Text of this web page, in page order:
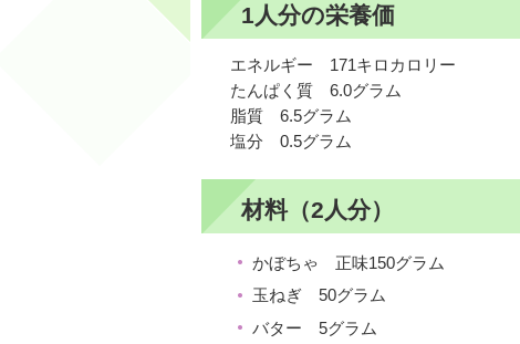
1人分の栄養価
エネルギー 171キロカロリー
たんぱく質 6.0グラム
脂質 6.5グラム
塩分 0.5グラム
材料（2人分）
かぼちゃ 正味150グラム
玉ねぎ 50グラム
バター 5グラム